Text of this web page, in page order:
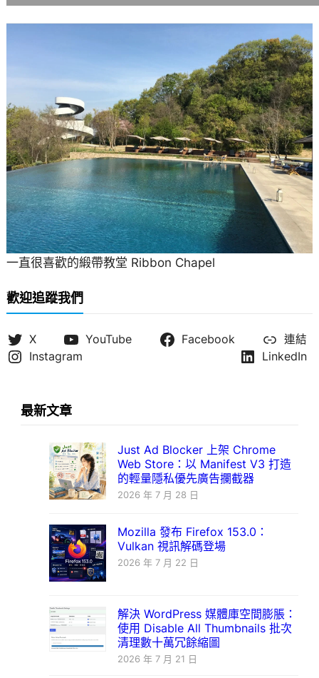
一直很喜歡的緞帶教堂 Ribbon Chapel
歡迎追蹤我們
X YouTube Facebook
連結
Instagram
LinkedIn
最新文章
Just Ad Blocker 上架 Chrome
Web Store：以 Manifest V3 打造
的輕量隱私優先廣告攔截器
2026 年 7 月 28 日
Mozilla 發布 Firefox 153.0：
Vulkan 視訊解碼登場
2026 年 7 月 22 日
解決 WordPress 媒體庫空間膨脹：
使用 Disable All Thumbnails 批次
清理數十萬冗餘縮圖
2026 年 7 月 21 日